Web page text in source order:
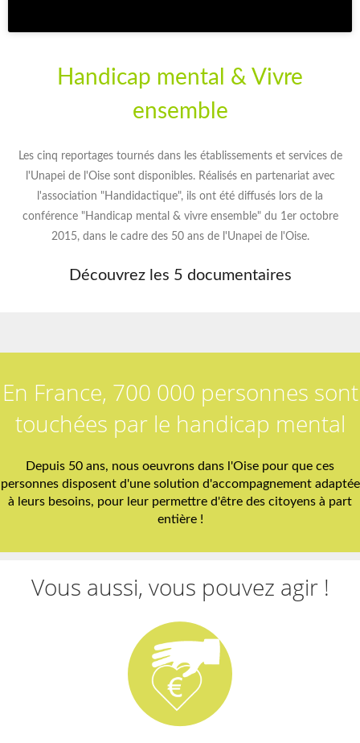
Handicap mental & Vivre
ensemble
Les cinq reportages tournés dans les établissements et services de
l'Unapei de l'Oise sont disponibles. Réalisés en partenariat avec
l'association "Handidactique", ils ont été diffusés lors de la
conférence "Handicap mental & vivre ensemble" du 1er octobre
2015, dans le cadre des 50 ans de l'Unapei de l'Oise.
Découvrez les 5 documentaires
En France, 700 000 personnes sont
touchées par le handicap mental
Depuis 50 ans, nous oeuvrons dans l'Oise pour que ces
personnes disposent d'une solution d'accompagnement adaptée
à leurs besoins, pour leur permettre d'être des citoyens à part
entière !
Vous aussi, vous pouvez agir !